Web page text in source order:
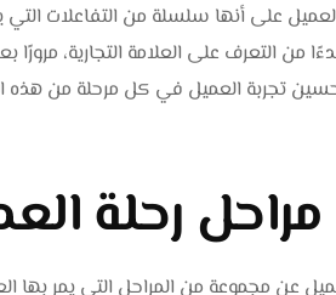
على أنها سلسلة من التفاعلات
من التعرف على العلامة التجارية،
تجربة العميل في كل مرحلة من هذه
رحلة
عن مجموعة من المراحل التي يمر بها